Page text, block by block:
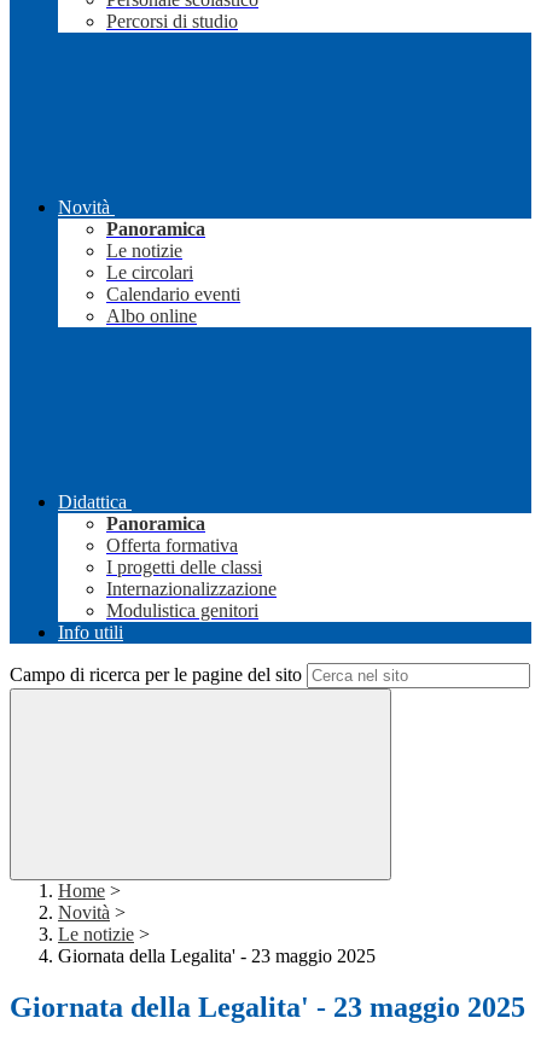
Percorsi di studio
Novità
Panoramica
Le notizie
Le circolari
Calendario eventi
Albo online
Didattica
Panoramica
Offerta formativa
I progetti delle classi
Internazionalizzazione
Modulistica genitori
Info utili
Campo di ricerca per le pagine del sito
Home >
Novità >
Le notizie >
Giornata della Legalita' - 23 maggio 2025
Giornata della Legalita' - 23 maggio 2025